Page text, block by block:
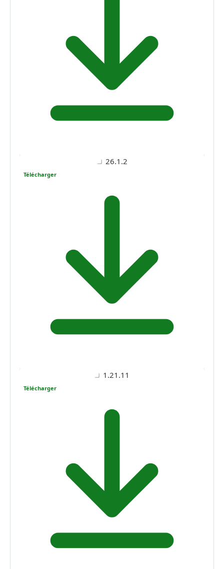
26.1.2
Télécharger
1.21.11
Télécharger